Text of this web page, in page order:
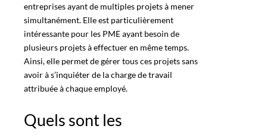
entreprises ayant de multiples projetsà mener
simultanément. Elle est particulièrement
intéressante pour les PME ayant besoin de
plusieurs projets à effectuer en même temps.
Ainsi, elle permet de gérer tous ces projets sans
avoir à s’inquiéter de la charge de travail
attribuée à chaque employé.
Quels sont les